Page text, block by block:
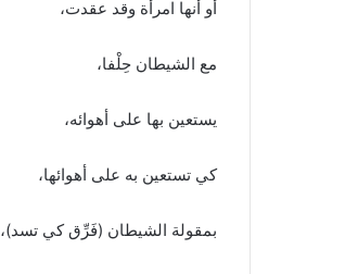
أو أنها امرأة وقد عقدت،
مع الشيطان حِلْفا،
يستعين بها على أهوائه،
كي تستعين به على أهوائها،
بمقولة الشيطان (فَرِّق كي تسد)،